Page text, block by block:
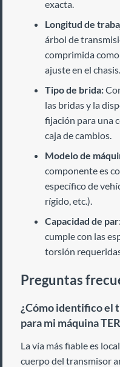
exacta.
Longitud de
árbol de
comprimida
ajuste en el chasis.
Tipo de brida:
las bridas y la
fijación para una
caja de cambios.
Modelo de
componente es
específico de
rígido, etc.).
Capacidad de
cumple con las
torsión
Preguntas
¿Cómo identifico el
para mi máquina
La vía más fiable es
cuerpo del transmisor